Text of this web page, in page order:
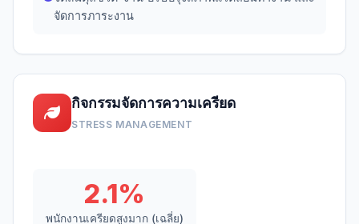
จัดการภาระงาน
กิจกรรมจัดการความเครียด
STRESS MANAGEMENT
2.1%
พนักงานเครียดสูงมาก (เฉลี่ย)